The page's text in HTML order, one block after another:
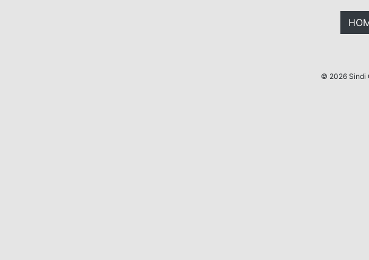
© 2026 Sindi